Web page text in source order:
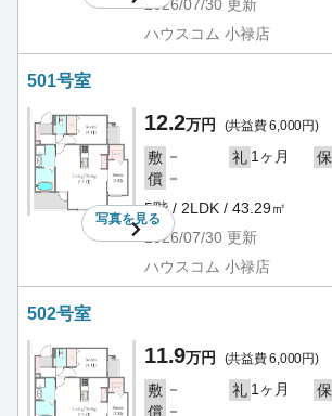
2026/07/30 更新
ハウスコム 小禄店
501号室
写真を見る
12.2万円 (共益費 6,000円)
敷 － 礼 1ヶ月 保
償 －
5階 / 2LDK / 43.29㎡
2026/07/30 更新
ハウスコム 小禄店
502号室
11.9万円 (共益費 6,000円)
敷 － 礼 1ヶ月 保
償 －